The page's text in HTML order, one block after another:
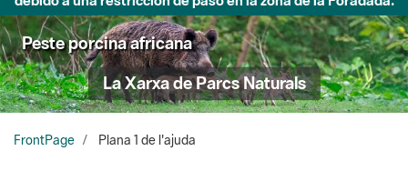
Peste porcina africana
La Xarxa de Parcs Naturals
FrontPage Plana 1 de l'ajuda